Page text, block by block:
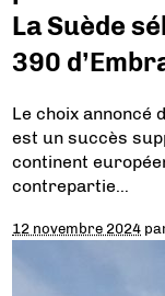
La Suède
390
Le choix annoncé
est un succès
continent
contrepartie…
12 novembre 2024